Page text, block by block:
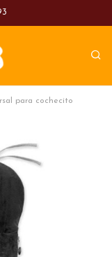
para cochecito